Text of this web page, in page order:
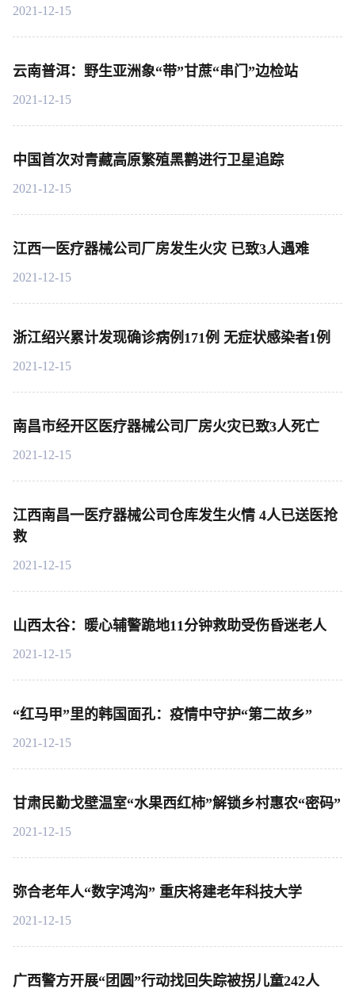
2021-12-15
云南普洱：野生亚洲象“带”甘蔗“串门”边检站
2021-12-15
中国首次对青藏高原繁殖黑鹳进行卫星追踪
2021-12-15
江西一医疗器械公司厂房发生火灾 已致3人遇难
2021-12-15
浙江绍兴累计发现确诊病例171例 无症状感染者1例
2021-12-15
南昌市经开区医疗器械公司厂房火灾已致3人死亡
2021-12-15
江西南昌一医疗器械公司仓库发生火情 4人已送医抢
救
2021-12-15
山西太谷：暖心辅警跪地11分钟救助受伤昏迷老人
2021-12-15
“红马甲”里的韩国面孔：疫情中守护“第二故乡”
2021-12-15
甘肃民勤戈壁温室“水果西红柿”解锁乡村惠农“密码”
2021-12-15
弥合老年人“数字鸿沟” 重庆将建老年科技大学
2021-12-15
广西警方开展“团圆”行动找回失踪被拐儿童242人